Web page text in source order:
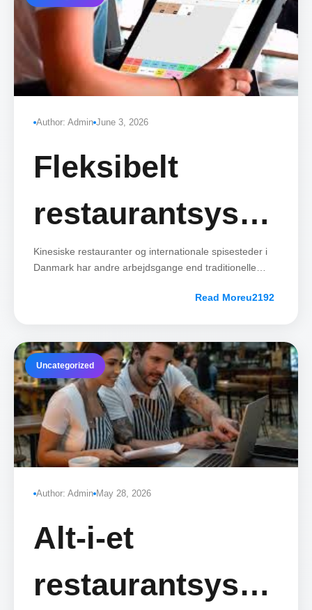
Norden
Author: Admin June 3, 2026
Fleksibelt
restaurantsystem
til kinesiske
restauranter i
Danmark
Kinesiske restauranter og internationale spisesteder i
Danmark har andre arbejdsgange end traditionelle
er ofte komplicerede, dyre og ikke tilpasset asian food,
Read More
Uncategorized
Author: Admin May 28, 2026
Alt-i-et
restaurantsystem